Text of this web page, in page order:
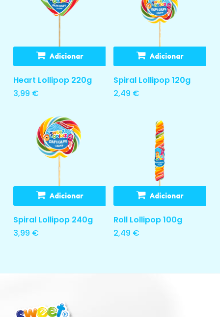
Adicionar
Heart Lollipop 220g
3,99 €
Adicionar
Spiral Lollipop 120g
2,49 €
Adicionar
Spiral Lollipop 240g
3,99 €
Adicionar
Roll Lollipop 100g
2,49 €